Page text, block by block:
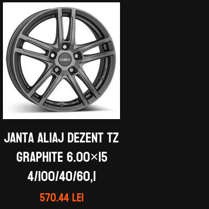
Janta aliaj DEZENT TZ
graphite 6.00×15
4/100/40/60,1
570.44lei